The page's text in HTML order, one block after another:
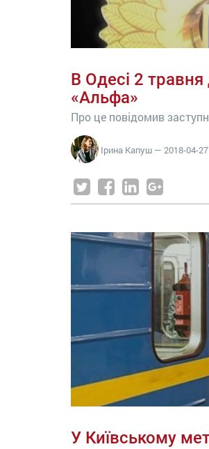
В Одесі 2
«Альфа»
Про це повідомив
Ірина Капуш — 2018-04-27
У Київському